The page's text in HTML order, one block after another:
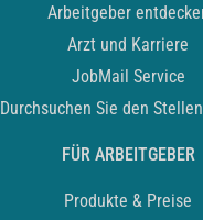
Arbeitgeber
Arzt und Karriere
JobMail Service
Durchsuchen Sie den
FÜR ARBEITGEBER
Produkte & Preise